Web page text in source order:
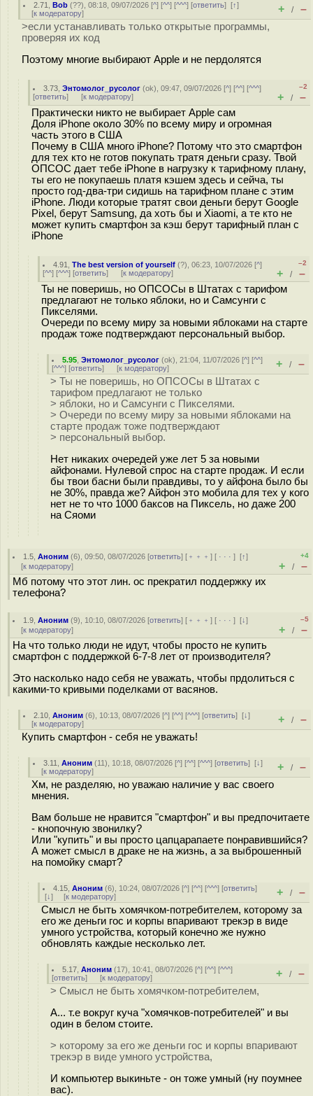
2.71 ,Bob (??), 08:18, 09/07/2026 [^] [^^] [^^^] [ответить][↑]
[к модератору] + / –
>если устанавливать только открытые программы,
проверяя их код
Поэтому многие выбирают Apple и не пердолятся
3.73 ,Энтомолог_русолог (ok), 09:47, 09/07/2026 [^] [^^] [^^^]
[ответить] [к модератору]
–2
+ / –
Практически никто не выбирает Apple сам
Доля iPhone около 30% по всему миру и огромная
часть этого в США
Почему в США много iPhone? Потому что это смартфон
для тех кто не готов покупать тратя деньги сразу. Твой
ОПСОС дает тебе iPhone в нагрузку к тарифному плану,
ты его не покупаешь платя кэшем здесь и сейча, ты
просто год-два-три сидишь на тарифном плане с этим
iPhone. Люди которые тратят свои деньги берут Google
Pixel, берут Samsung, да хоть бы и Xiaomi, а те кто не
может купить смартфон за кэш берут тарифный план с
iPhone
4.91 ,The best version of yourself (?), 06:23, 10/07/2026 [^]
[^^] [^^^] [ответить] [к модератору]
–2
+ / –
Ты не поверишь, но ОПСОСы в Штатах с тарифом
предлагают не только яблоки, но и Самсунги с
Пикселями.
Очереди по всему миру за новыми яблоками на старте
продаж тоже подтверждают персональный выбор.
5.95 ,Энтомолог_русолог (ok), 21:04, 11/07/2026 [^] [^^]
[^^^] [ответить] [к модератору] + / –
> Ты не поверишь, но ОПСОСы в Штатах с
тарифом предлагают не только
> яблоки, но и Самсунги с Пикселями.
> Очереди по всему миру за новыми яблоками на
старте продаж тоже подтверждают
> персональный выбор.
Нет никаких очередей уже лет 5 за новыми
айфонами. Нулевой спрос на старте продаж. И если
бы твои басни были правдивы, то у айфона было бы
не 30%, правда же? Айфон это мобила для тех у кого
нет не то что 1000 баксов на Пиксель, но даже 200
на Сяоми
1.5 ,Аноним (6), 09:50, 08/07/2026 [ответить] [ ﹢﹢﹢] [ · · ·][↑]
[к модератору]
+4
+ / –
Мб потому что этот лин. ос прекратил поддержку их
телефона?
1.9 ,Аноним (9), 10:10, 08/07/2026 [ответить] [ ﹢﹢﹢] [ · · ·][↓]
[к модератору]
–5
+ / –
На что только люди не идут, чтобы просто не купить
смартфон с поддержкой 6-7-8 лет от производителя?
Это насколько надо себя не уважать, чтобы прдолиться с
какими-то кривыми поделками от васянов.
2.10 ,Аноним (6), 10:13, 08/07/2026 [^] [^^] [^^^] [ответить][↓]
[к модератору] + / –
Купить смартфон - себя не уважать!
3.11 ,Аноним (11), 10:18, 08/07/2026 [^] [^^] [^^^] [ответить][↓]
[к модератору] + / –
Хм, не разделяю, но уважаю наличие у вас своего
мнения.
Вам больше не нравится "смартфон" и вы предпочитаете
- кнопочную звонилку?
Или "купить" и вы просто цапцарапаете понравившийся?
А может смысл в драке не на жизнь, а за выброшенный
на помойку смарт?
4.15 ,Аноним (6), 10:24, 08/07/2026 [^] [^^] [^^^] [ответить]
[↓] [к модератору] + / –
Смысл не быть хомячком-потребителем, которому за
его же деньги гос и корпы впаривают трекэр в виде
умного устройства, который конечно же нужно
обновлять каждые несколько лет.
5.17 ,Аноним (17), 10:41, 08/07/2026 [^] [^^] [^^^]
[ответить] [к модератору] + / –
> Смысл не быть хомячком-потребителем,
А... т.е вокруг куча "хомячков-потребителей" и вы
один в белом стоите.
> которому за его же деньги гос и корпы впаривают
трекэр в виде умного устройства,
И компьютер выкиньте - он тоже умный (ну поумнее
вас).